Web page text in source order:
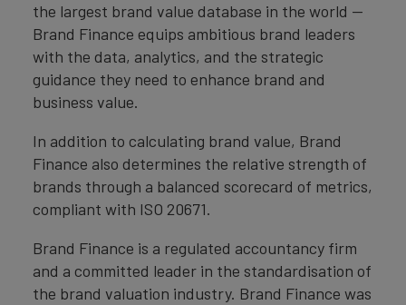
the largest brand value database in the world —
Brand Finance equips ambitious brand leaders
with the data, analytics, and the strategic
guidance they need to enhance brand and
business value.
In addition to calculating brand value, Brand
Finance also determines the relative strength of
brands through a balanced scorecard of metrics,
compliant with ISO 20671.
Brand Finance is a regulated accountancy firm
and a committed leader in the standardisation of
the brand valuation industry. Brand Finance was